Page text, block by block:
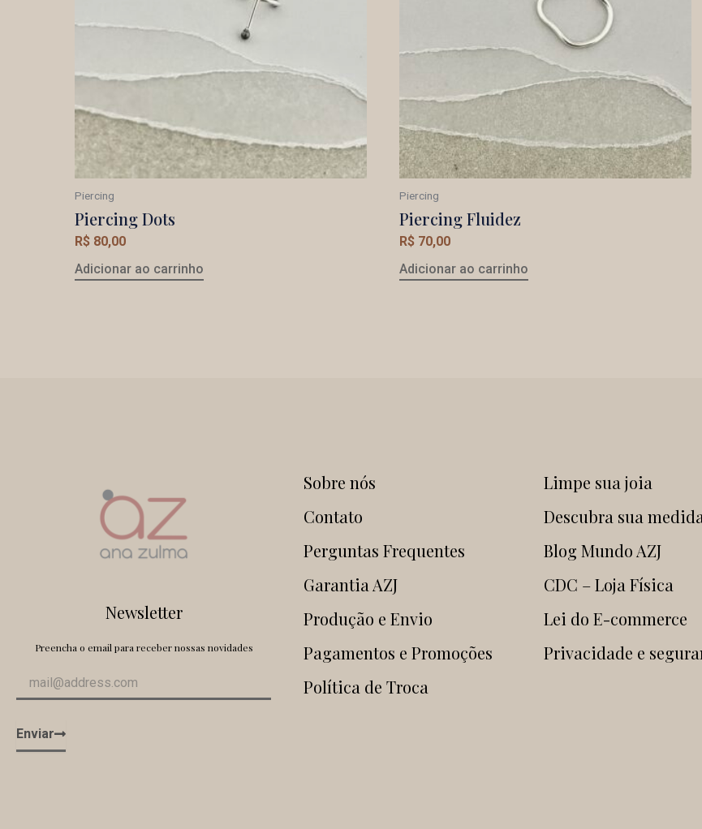
Piercing
Piercing Dots
R$ 80,00
Adicionar ao carrinho
Piercing
Piercing Fluidez
R$ 70,00
Adicionar ao carrinho
Newsletter
Preencha o email para receber nossas novidades
Enviar
Sobre nós
Contato
Perguntas Frequentes
Garantia AZJ
Produção e Envio
Pagamentos e Promoções
Política de Troca
Limpe sua joia
Descubra sua medida
Blog Mundo AZJ
CDC – Loja Física
Lei do E-commerce
Privacidade e